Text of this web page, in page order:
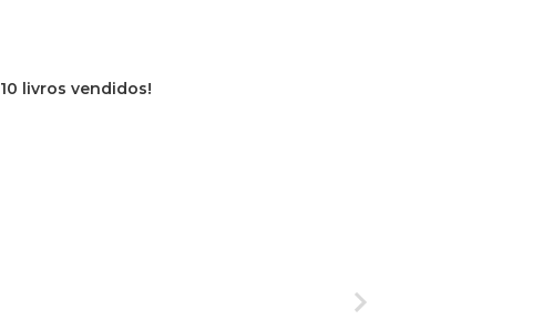
10 livros vendidos!